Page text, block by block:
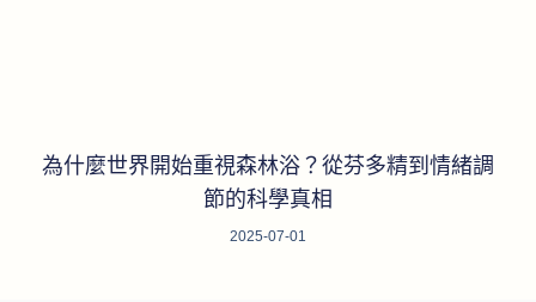
為什麼世界開始重視森林浴？從芬多精到情緒調
節的科學真相
2025-07-01